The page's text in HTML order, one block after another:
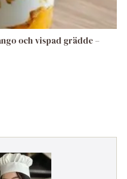
och vispad grädde –